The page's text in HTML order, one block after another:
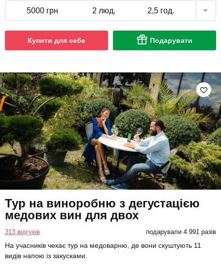
5000 грн 2 люд. 2,5 год.
Купити для себе Подарувати
Тур на виноробню з дегустацією
медових вин для двох
313 відгуків подарували 4 991 разів
На учасників чекає тур на медоварню, де вони скуштують 11
видів напою із закусками.